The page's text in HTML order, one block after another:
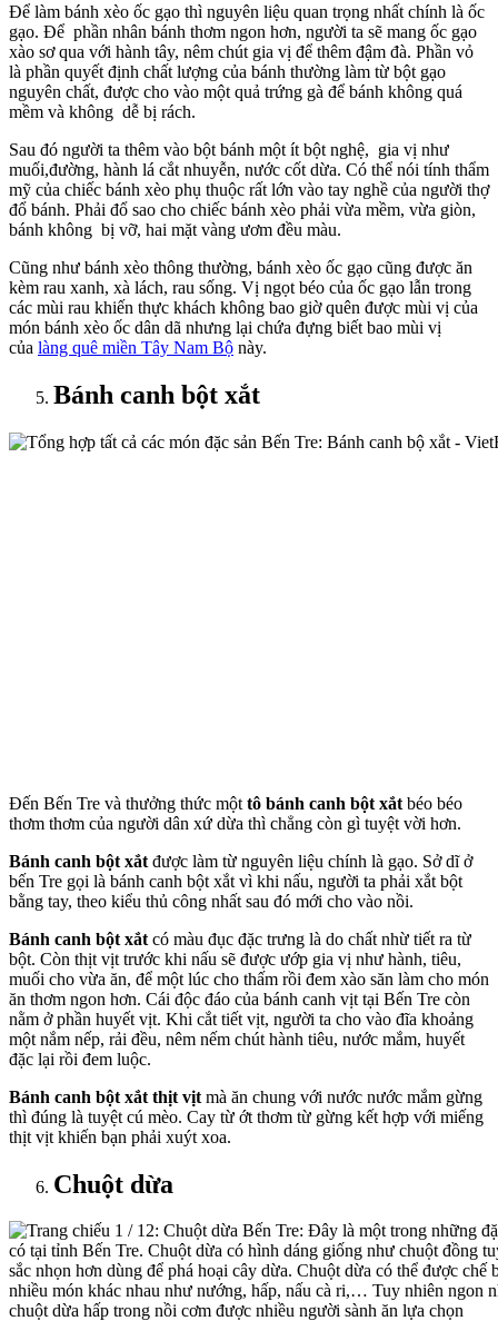
Để làm bánh xèo ốc gạo thì nguyên liệu quan trọng nhất chính là ốc
gạo. Để phần nhân bánh thơm ngon hơn, người ta sẽ mang ốc gạo
xào sơ qua với hành tây, nêm chút gia vị để thêm đậm đà. Phần vỏ
là phần quyết định chất lượng của bánh thường làm từ bột gạo
nguyên chất, được cho vào một quả trứng gà để bánh không quá
mềm và không dễ bị rách.
Sau đó người ta thêm vào bột bánh một ít bột nghệ, gia vị như
muối,đường, hành lá cắt nhuyễn, nước cốt dừa. Có thể nói tính thẩm
mỹ của chiếc bánh xèo phụ thuộc rất lớn vào tay nghề của người thợ
đổ bánh. Phải đổ sao cho chiếc bánh xèo phải vừa mềm, vừa giòn,
bánh không bị vỡ, hai mặt vàng ươm đều màu.
Cũng như bánh xèo thông thường, bánh xèo ốc gạo cũng được ăn
kèm rau xanh, xà lách, rau sống. Vị ngọt béo của ốc gạo lẫn trong
các mùi rau khiến thực khách không bao giờ quên được mùi vị của
món bánh xèo ốc dân dã nhưng lại chứa đựng biết bao mùi vị
của làng quê miền Tây Nam Bộ này.
Bánh canh bột xắt
Đến Bến Tre và thưởng thức một tô bánh canh bột xắt béo béo
thơm thơm của người dân xứ dừa thì chẳng còn gì tuyệt vời hơn.
Bánh canh bột xắt được làm từ nguyên liệu chính là gạo. Sở dĩ ở
bến Tre gọi là bánh canh bột xắt vì khi nấu, người ta phải xắt bột
bằng tay, theo kiểu thủ công nhất sau đó mới cho vào nồi.
Bánh canh bột xắt có màu đục đặc trưng là do chất nhừ tiết ra từ
bột. Còn thịt vịt trước khi nấu sẽ được ướp gia vị như hành, tiêu,
muối cho vừa ăn, để một lúc cho thấm rồi đem xào săn làm cho món
ăn thơm ngon hơn. Cái độc đáo của bánh canh vịt tại Bến Tre còn
nằm ở phần huyết vịt. Khi cắt tiết vịt, người ta cho vào đĩa khoảng
một nắm nếp, rải đều, nêm nếm chút hành tiêu, nước mắm, huyết
đặc lại rồi đem luộc.
Bánh canh bột xắt thịt vịt mà ăn chung với nước nước mắm gừng
thì đúng là tuyệt cú mèo. Cay từ ớt thơm từ gừng kết hợp với miếng
thịt vịt khiến bạn phải xuýt xoa.
Chuột dừa